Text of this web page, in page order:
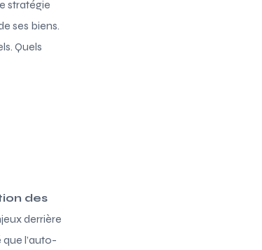
stratégie
ses biens.
Quels
des
derrière
l’auto-